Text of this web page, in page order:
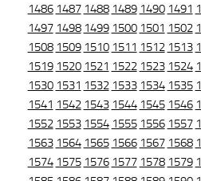
1486 1487 1488 1489 1490 1491
1497 1498 1499 1500 1501 1502
1508 1509 1510 1511 1512 1513
1519 1520 1521 1522 1523 1524
1530 1531 1532 1533 1534 1535
1541 1542 1543 1544 1545 1546
1552 1553 1554 1555 1556 1557
1563 1564 1565 1566 1567 1568
1574 1575 1576 1577 1578 1579